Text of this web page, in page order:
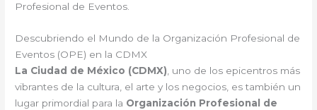
Profesional de Eventos.
Descubriendo el Mundo de la Organización Profesional de
Eventos (OPE) en la CDMX
La Ciudad de México (CDMX) , uno de los epicentros más
vibrantes de la cultura, el arte y los negocios, es también un
lugar primordial para la Organización Profesional de